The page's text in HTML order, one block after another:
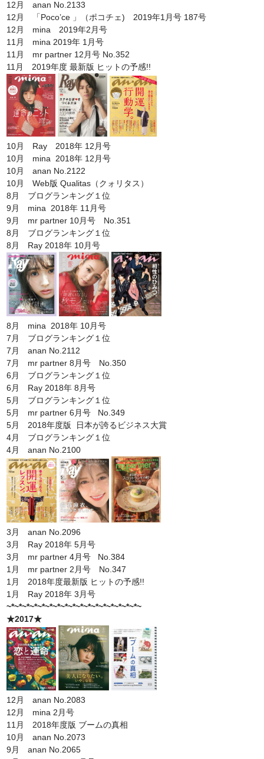
12月 anan No.2133
12月 「Poco’ce 」（ポコチェ) 2019年1月号 187号
12月 mina 2019年2月号
11月 mina 2019年 1月号
11月 mr partner 12月号 No.352
11月 2019年度 最新版 ヒットの予感!!
10月 Ray 2018年 12月号
10月 mina 2018年 12月号
10月 anan No.2122
10月 Web版 Qualitas（クォリタス）
8月 ブログランキング１位
9月 mina 2018年 11月号
9月 mr partner 10月号 No.351
8月 ブログランキング１位
8月 Ray 2018年 10月号
8月 mina 2018年 10月号
7月 ブログランキング１位
7月 anan No.2112
7月 mr partner 8月号 No.350
6月 ブログランキング１位
6月 Ray 2018年 8月号
5月 ブログランキング１位
5月 mr partner 6月号 No.349
5月 2018年度版 日本が誇るビジネス大賞
4月 ブログランキング１位
4月 anan No.2100
3月 anan No.2096
3月 Ray 2018年 5月号
3月 mr partner 4月号 No.384
1月 mr partner 2月号 No.347
1月 2018年度最新版 ヒットの予感!!
1月 Ray 2018年 3月号
~*~*~*~*~*~*~*~*~*~*~*~*~*~*~*~*~*~
★2017★
12月 anan No.2083
12月 mina 2月号
11月 2018年度版 ブームの真相
10月 anan No.2073
9月 anan No.2065